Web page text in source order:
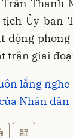
Thanh
Ủy ban
động
trận giai
lắng
Nhân dân